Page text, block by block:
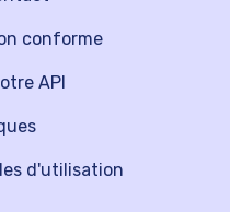
API
conforme
d'utilisation